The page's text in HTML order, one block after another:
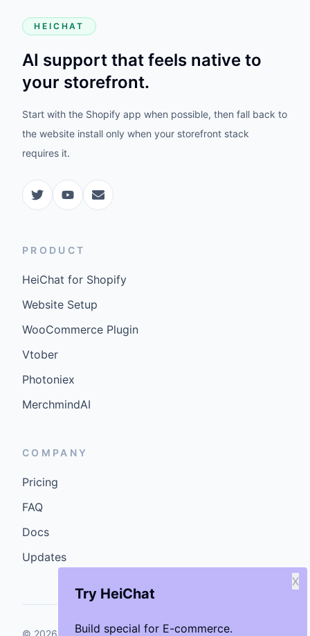
Try HeiChat
Build special for E-commerce.
X
HEICHAT
AI support that feels native to
your storefront.
Start with the Shopify app when possible, then fall back to
the website install only when your storefront stack
requires it.
PRODUCT
HeiChat for Shopify
Website Setup
WooCommerce Plugin
Vtober
Photoniex
MerchmindAI
COMPANY
Pricing
FAQ
Docs
Updates
© 2026 GenCybers Inc. All rights reserved.